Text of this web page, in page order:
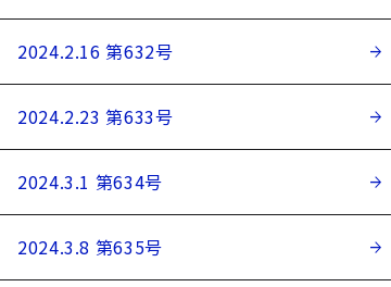
2024.2.16 第632号
2024.2.23 第633号
2024.3.1 第634号
2024.3.8 第635号